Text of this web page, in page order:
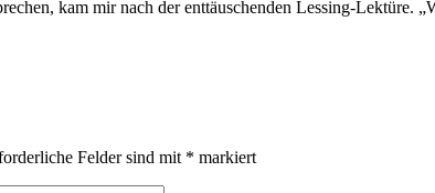
kam mir nach der ent­täu­schen­den Les­sing-Lek­tü­re.
Felder sind mit * markiert